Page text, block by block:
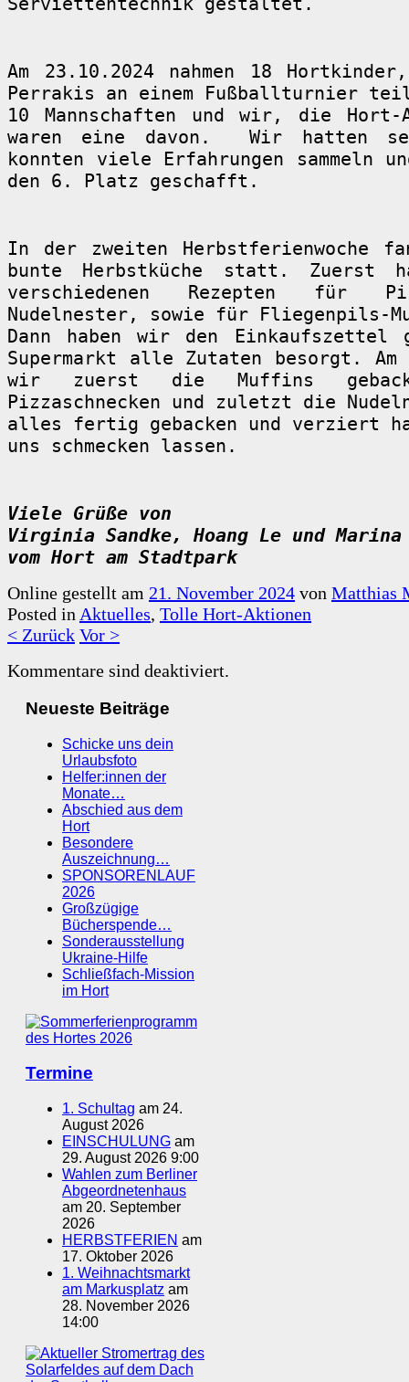
Am 23.10.2024 nahmen 18
Perrakis an einem Fußballturnier
10 Mannschaften und wir, die Hort-
waren eine davon. Wir hatten
konnten viele Erfahrungen sammeln
den 6. Platz geschafft.
In der zweiten Herbstferienwoche
bunte Herbstküche statt. Zuerst
verschiedenen Rezepten für
Nudelnester, sowie für Fliegenpils-
Dann haben wir den Einkaufszettel
Supermarkt alle Zutaten besorgt. Am
wir zuerst die Muffins
Pizzaschnecken und zuletzt die
alles fertig gebacken und verziert
uns schmecken lassen.
Viele Grüße von
Virginia Sandke, Hoang Le und
vom Hort am Stadtpark
Online gestellt am 21. November 2024 von Matthias
Posted in Aktuelles, Tolle Hort-Aktionen
< Zurück Vor >
Kommentare sind deaktiviert.
Neueste Beiträge
Schicke uns dein
Urlaubsfoto
Helfer:innen der
Monate…
Abschied aus dem
Hort
Besondere
Auszeichnung…
SPONSORENLAUF
2026
Großzügige
Bücherspende…
Sonderausstellung
Ukraine-Hilfe
Schließfach-Mission
im Hort
Termine
1. Schultag am 24.
August 2026
EINSCHULUNG am
29. August 2026 9:00
Wahlen zum Berliner
Abgeordnetenhaus
am 20. September
2026
HERBSTFERIEN am
17. Oktober 2026
1. Weihnachtsmarkt
am Markusplatz am
28. November 2026
14:00